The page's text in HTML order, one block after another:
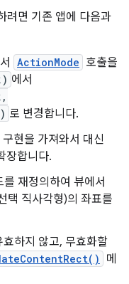
려면 기존 앱에 다음과
ActionMode 호출을
에서
로 변경합니다.
구현을 가져와서 대신
장합니다.
를 재정의하여 뷰에서
택 직사각형)의 좌표를
하지 않고, 무효화할
메